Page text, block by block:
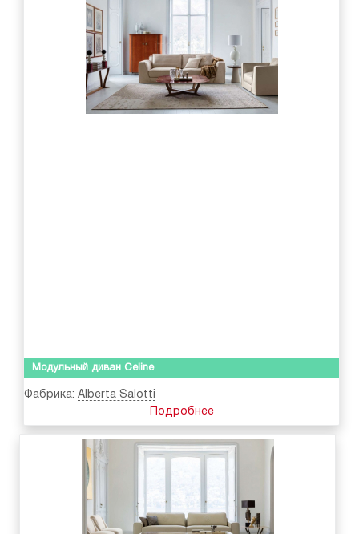
Модульный диван Celine
Фабрика: Alberta Salotti
Подробнее